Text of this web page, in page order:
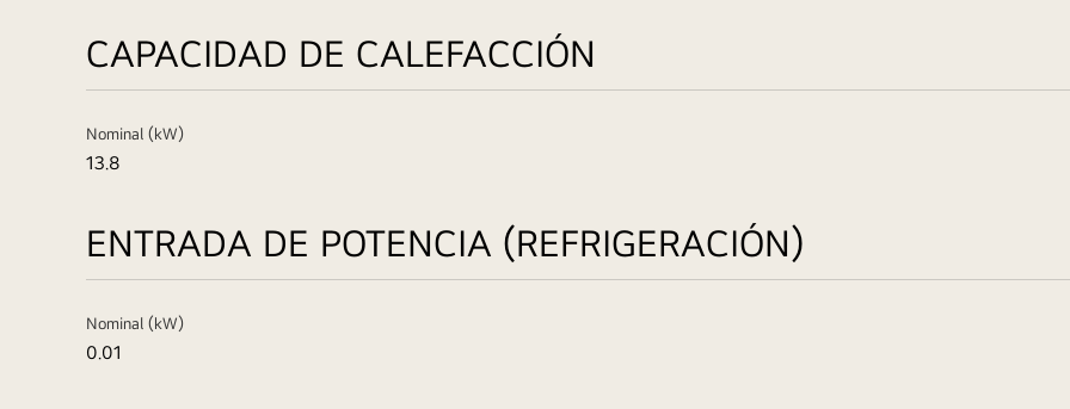
CAPACIDAD DE CALEFACCIÓN
Nominal (kW)
13.8
ENTRADA DE POTENCIA (REFRIGERACIÓN)
Nominal (kW)
0.01